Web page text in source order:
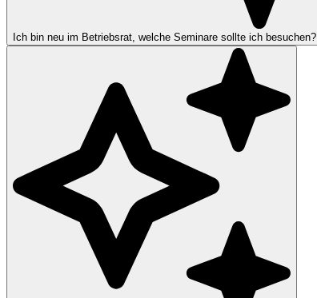
Ich bin neu im Betriebsrat, welche Seminare sollte ich besuchen?